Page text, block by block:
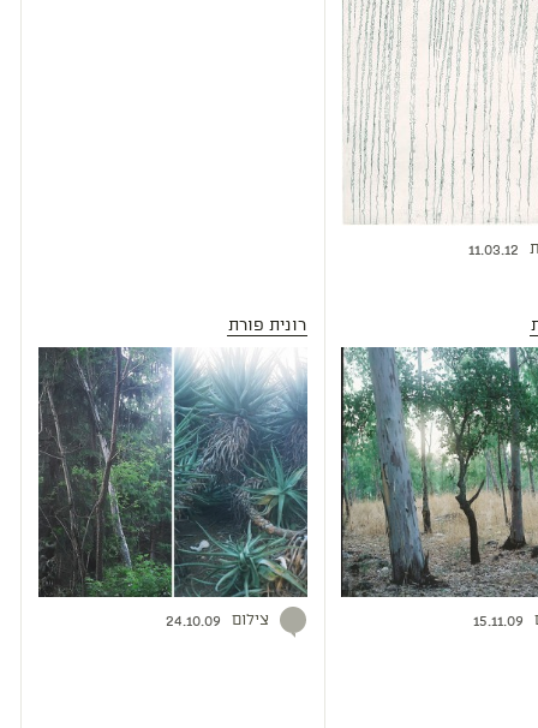
11.03.12
15.11.09
רונית פורת
צילום 24.10.09